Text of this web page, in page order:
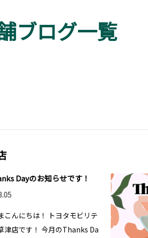
ブログ一覧
Dayのお知らせです！
こんにちは！ トヨタモビリテ
津店です！ 今月のThanks Da